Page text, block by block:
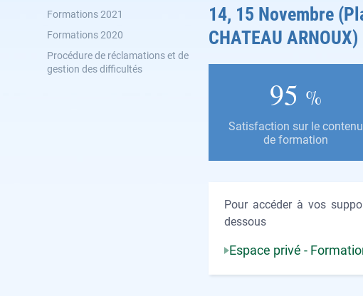
Formations 2021
Formations 2020
Procédure de réclamations et de
gestion des difficultés
14, 15 Novembre
CHATEAU ARNOUX)
95 %
Satisfaction sur le contenu
de formation
Pour accéder à vos
dessous
Espace privé -